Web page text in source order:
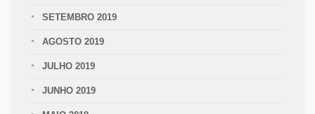
SETEMBRO 2019
AGOSTO 2019
JULHO 2019
JUNHO 2019